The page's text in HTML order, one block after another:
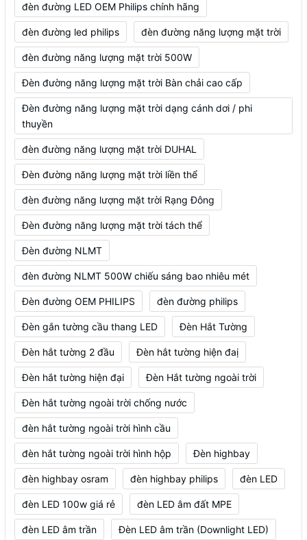
đèn đường LED OEM Philips chính hãng
đèn đường led philips đèn đường năng lượng mặt trời
đèn đường năng lượng mặt trời 500W
Đèn đường năng lượng mặt trời Bàn chải cao cấp
Đèn đường năng lượng mặt trời dạng cánh dơi / phi
thuyền
đèn đường năng lượng mặt trời DUHAL
Đèn đường năng lượng mặt trời liền thể
đèn đường năng lượng mặt trời Rạng Đông
Đèn đường năng lượng mặt trời tách thể
Đèn đường NLMT
đèn đường NLMT 500W chiếu sáng bao nhiêu mét
Đèn đường OEM PHILIPS đèn đường philips
Đèn gắn tường cầu thang LED Đèn Hắt Tường
Đèn hắt tường 2 đầu Đèn hắt tường hiện đaị
Đèn hắt tường hiện đại Đèn Hắt tường ngoài trời
Đèn hắt tường ngoài trời chống nước
đèn hắt tường ngoài trời hình cầu
đèn hắt tường ngoài trời hình hộp Đèn highbay
đèn highbay osram đèn highbay philips đèn LED
đèn LED 100w giá rẻ đèn LED âm đất MPE
đèn LED âm trần Đèn LED âm trần (Downlight LED)